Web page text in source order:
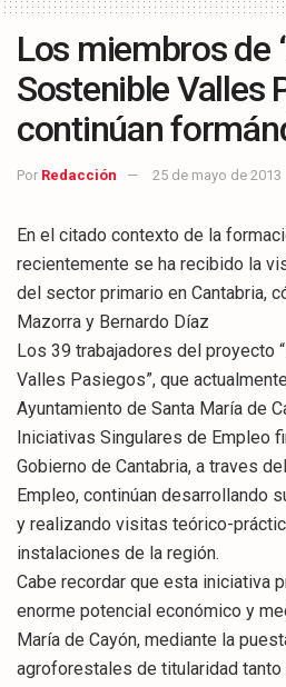
Los miembros de
Sostenible Valles
continúan
Por Redacción 25 de mayo de 2013
En el citado contexto de la
recientemente se ha recibido la
del sector primario en Cantabria,
Mazorra y Bernardo Díaz
Los 39 trabajadores del proyecto
Valles Pasiegos”, que
Ayuntamiento de Santa María de
Iniciativas Singulares de Empleo
Gobierno de Cantabria, a traves
Empleo, continúan desarrollando
y realizando visitas teórico-
instalaciones de la región.
Cabe recordar que esta iniciativa
enorme potencial económico y
María de Cayón, mediante la
agroforestales de titularidad tanto